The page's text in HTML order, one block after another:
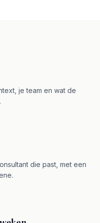
je team en wat de
die past, met een